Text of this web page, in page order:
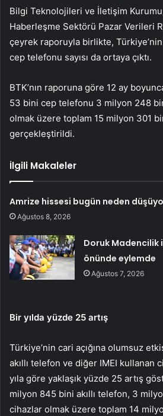
Bilgi Teknolojileri ve İletişim
Haberleşme Sektörü Pazar Verileri
çeyrek raporuyla birlikte,
cep telefonu sayısı da ortaya çıktı.
BTK’nın raporuna göre 12 ay
53 bini cep telefonu 3 milyon 248
olmak üzere toplam 15 milyon 301
gerçekleştirildi.
İlgili Makaleler
Amrize hissesi bugün neden
Ağustos 8, 2026
Doruk Madencilik
önünde eylemde
Ağustos 7, 2026
Bir yılda yüzde 25 artış
Türkiye’nin cari açığına olumsuz
akıllı telefon ve diğer IMEI kullanan
yıla göre yaklaşık yüzde 25 artış
milyon 845 bini akıllı telefon, 3
cihazlar olmak üzere toplam 14